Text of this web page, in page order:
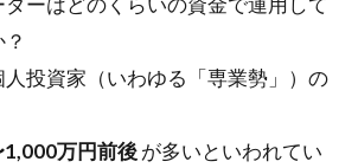
投資家（いわゆる「専業勢」）の
万円前後が多いといわれてい